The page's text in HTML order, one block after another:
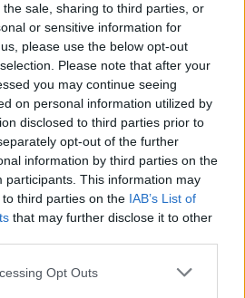
sale, sharing to third parties, or
or sensitive information for
please use the below opt-out
Please note that after your
you may continue seeing
on personal information utilized by
disclosed to third parties prior to
opt-out of the further
information by third parties on the
participants. This information may
third parties on the IAB’s List of
that may further disclose it to other
app uses one or more Google
Opt Outs
az önismereti
tudás
során
egyrészt azt, hogy az
közvetítsük az
ítélt tabutémákban,
másrészt pedig,
túl egy mélyebb
a szövegek.
témák kerülnek
testünk elfogadása
hagyjon mindenki békén” –